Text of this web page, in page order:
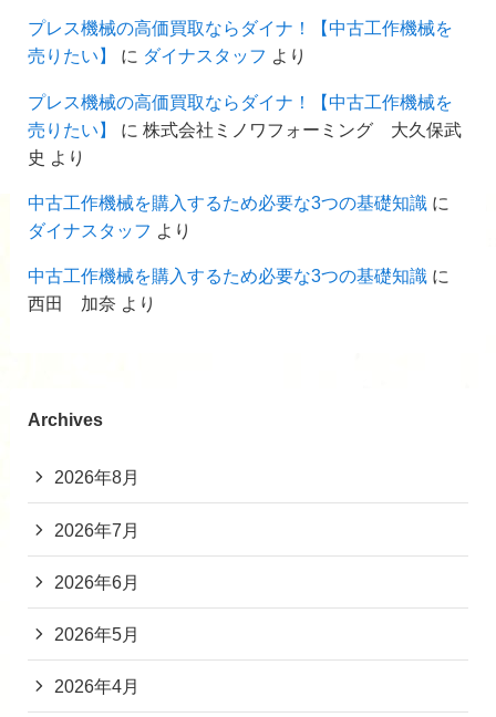
プレス機械の高価買取ならダイナ！【中古工作機械を
売りたい】
に ダイナスタッフ より
プレス機械の高価買取ならダイナ！【中古工作機械を
売りたい】
に 株式会社ミノワフォーミング 大久保武
史 より
中古工作機械を購入するため必要な3つの基礎知識に
ダイナスタッフ より
中古工作機械を購入するため必要な3つの基礎知識に
西田 加奈 より
Archives
2026年8月
2026年7月
2026年6月
2026年5月
2026年4月